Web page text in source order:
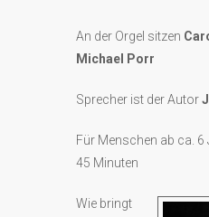
An der Orgel sitzen
Michael Porr
Sprecher ist der Autor
Für Menschen ab ca. 6
45 Minuten
Wie bringt